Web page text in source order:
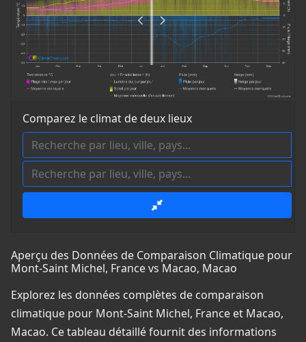
Comparez le climat de deux lieux
Aperçu des Données de Comparaison Climatique pour
Mont-Saint Michel, France vs Macao, Macao
Explorez les données complètes de comparaison
climatique pour Mont-Saint Michel, France et Macao,
Macao. Ce tableau détaillé fournit des informations